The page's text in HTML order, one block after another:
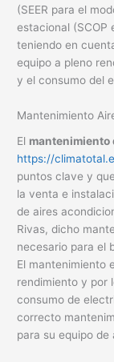
(SEER para el
estacional (SCOP
teniendo en
equipo a pleno
y el consumo del
Mantenimiento
El mantenimiento
https://
puntos clave y
la venta e
de aires
Rivas, dicho
necesario para el
El mantenimiento
rendimiento y por
consumo de
correcto
para su equipo de